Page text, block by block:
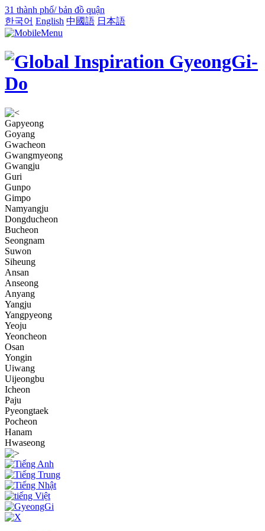
31 thành phố/ bản đồ quận
한국어 English 中國語 日本語
Gapyeong
Goyang
Gwacheon
Gwangmyeong
Gwangju
Guri
Gunpo
Gimpo
Namyangju
Dongducheon
Bucheon
Seongnam
Suwon
Siheung
Ansan
Anseong
Anyang
Yangju
Yangpyeong
Yeoju
Yeoncheon
Osan
Yongin
Uiwang
Uijeongbu
Icheon
Paju
Pyeongtaek
Pocheon
Hanam
Hwaseong